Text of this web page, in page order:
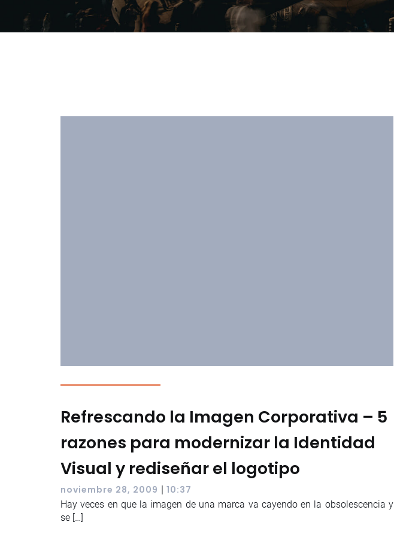
Refrescando la Imagen Corporativa – 5
razones para modernizar la Identidad
Visual y rediseñar el logotipo
noviembre 28, 2009 | 10:37
Hay veces en que la imagen de una marca va cayendo en la obsolescencia y
se […]